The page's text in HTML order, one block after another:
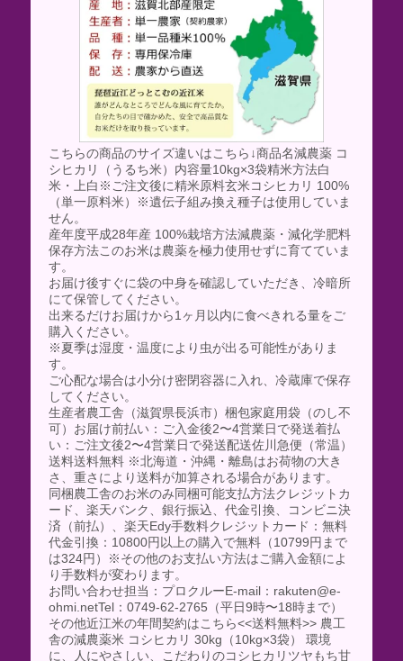
こちらの商品のサイズ違いはこちら↓商品名減農薬 コ
シヒカリ（うるち米）内容量10kg×3袋精米方法白
米・上白※ご注文後に精米原料玄米コシヒカリ 100%
（単一原料米）※遺伝子組み換え種子は使用していま
せん。
産年度平成28年産 100%栽培方法減農薬・減化学肥料
保存方法このお米は農薬を極力使用せずに育てていま
す。
お届け後すぐに袋の中身を確認していただき、冷暗所
にて保管してください。
出来るだけお届けから1ヶ月以内に食べきれる量をご
購入ください。
※夏季は湿度・温度により虫が出る可能性がありま
す。
ご心配な場合は小分け密閉容器に入れ、冷蔵庫で保存
してください。
生産者農工舎（滋賀県長浜市）梱包家庭用袋（のし不
可）お届け前払い：ご入金後2〜4営業日で発送着払
い：ご注文後2〜4営業日で発送配送佐川急便（常温）
送料送料無料 ※北海道・沖縄・離島はお荷物の大き
さ、重さにより送料が加算される場合があります。
同梱農工舎のお米のみ同梱可能支払方法クレジットカ
ード、楽天バンク、銀行振込、代金引換、コンビニ決
済（前払）、楽天Edy手数料クレジットカード：無料
代金引換：10800円以上の購入で無料（10799円まで
は324円）※その他のお支払い方法はご購入金額によ
り手数料が変わります。
お問い合わせ担当：プロクルーE-mail：rakuten@e-
ohmi.netTel：0749-62-2765（平日9時〜18時まで）
その他近江米の年間契約はこちら<<送料無料>> 農工
舎の減農薬米 コシヒカリ 30kg（10kg×3袋） 環境
に、人にやさしい、こだわりのコシヒカリツヤもち甘